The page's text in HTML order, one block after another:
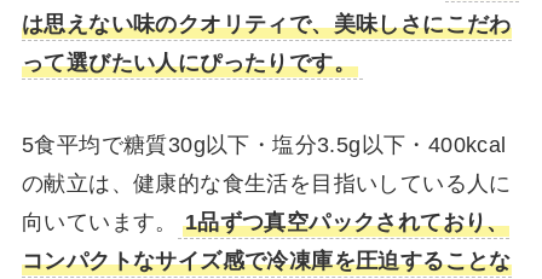
は思えない味のクオリティで、美味しさにこだわ
って選びたい人にぴったりです。
5食平均で糖質30g以下・塩分3.5g以下・400kcal
の献立は、健康的な食生活を目指いしている人に
向いています。
1品ずつ真空パックされており、
コンパクトなサイズ感で冷凍庫を圧迫することな